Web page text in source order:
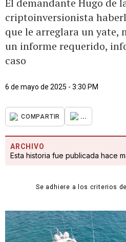
El demandante Hugo de
criptoinversionista
que le arreglara un yate,
un informe requerido,
caso
6 de mayo de 2025 - 3:30 PM
COMPARTIR ...
ARCHIVO
Esta historia fue publicada hace
Se adhiere a los criterios de